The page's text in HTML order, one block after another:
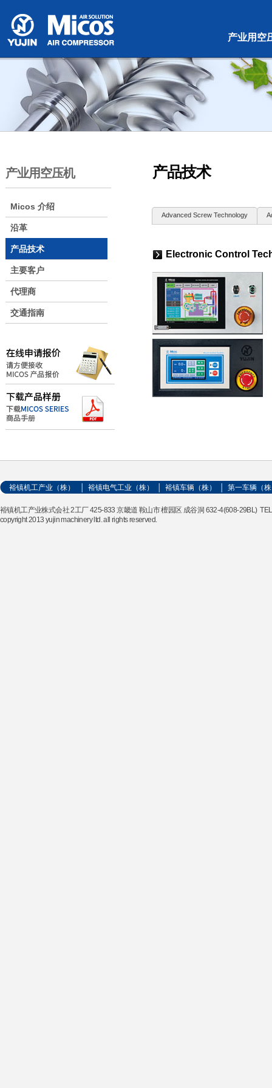
产业用空
产业用空压机
Micos 介绍
沿革
产品技术
主要客户
代理商
交通指南
产品技术
Advanced Screw Technology
Electronic Control
裕镇机工产业（株） 裕镇电气工业（株） 裕镇车辆（株） 第一车辆（
裕镇机工产业株式会社 2工厂 425-833 京畿道 鞍山市 檀园区 成谷洞 632-4(608-29BL)
copyright 2013 yujin machinery ltd. all rights reserved.